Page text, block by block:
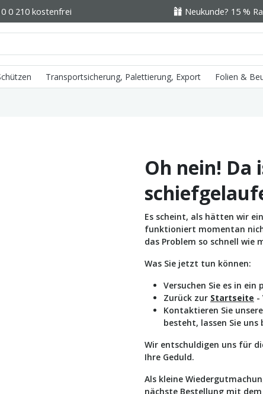
0 210 kostenfrei Neukunde? 15 %
Transportsicherung, Palettierung, Export Folien &
Oh nein! Da
Es scheint, als hätten wir
funktioniert momentan
das Problem so schnell wie
Was Sie jetzt tun können:
Versuchen Sie es in
Zurück zur Startseite -
Kontaktieren Sie
besteht, lassen Sie
Wir entschuldigen uns für
Ihre Geduld.
Als kleine
nächste Bestellung mit dem